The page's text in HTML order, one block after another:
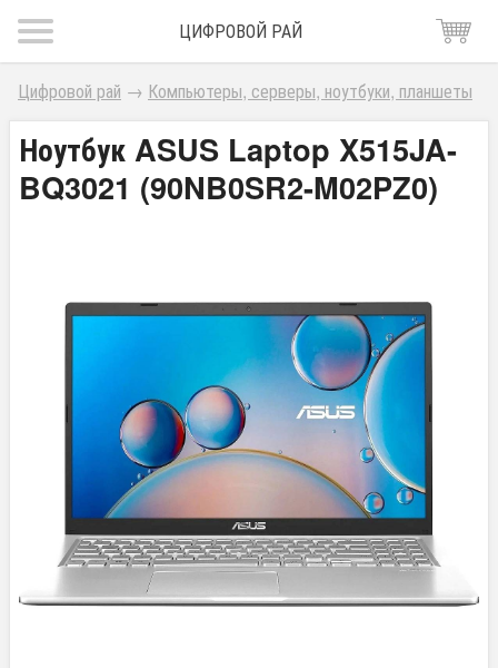
ЦИФРОВОЙ РАЙ
Цифровой рай → Компьютеры, серверы, ноутбуки, планшеты
Ноутбук ASUS Laptop X515JA-
BQ3021 (90NB0SR2-M02PZ0)